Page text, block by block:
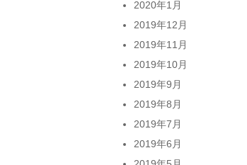
2020年1月
2019年12月
2019年11月
2019年10月
2019年9月
2019年8月
2019年7月
2019年6月